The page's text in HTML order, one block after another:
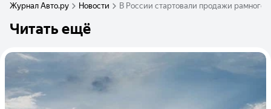
Журнал Авто.ру Новости В России стартовали продажи рамного
Читать ещё